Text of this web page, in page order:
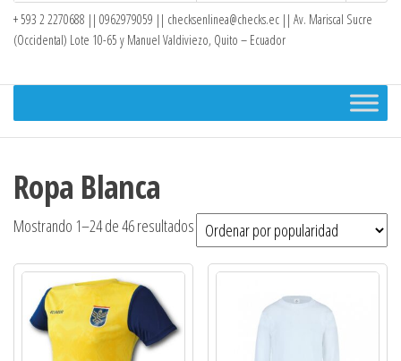
+ 593 2 2270688 || 0962979059 || checksenlinea@checks.ec || Av. Mariscal Sucre
(Occidental) Lote 10-65 y Manuel Valdiviezo, Quito – Ecuador
Ropa Blanca
Mostrando 1–24 de 46 resultados Ordenado
por
popularidad